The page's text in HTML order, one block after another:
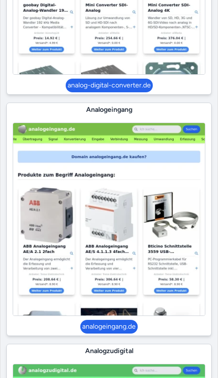
analog-digital-converter.de
Analogeingang
analogeingang.de
Analogzudigital